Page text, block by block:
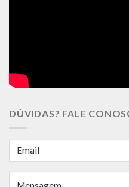
DÚVIDAS? FALE